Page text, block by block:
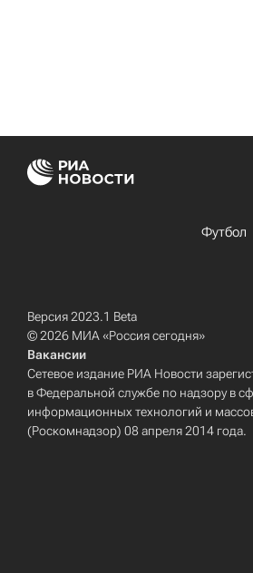
Футбол
Версия 2023.1 Beta
© 2026 МИА «Россия сегодня»
Вакансии
Сетевое издание РИА Новости
в Федеральной службе по надзору в
информационных технологий и
(Роскомнадзор) 08 апреля 2014 года.